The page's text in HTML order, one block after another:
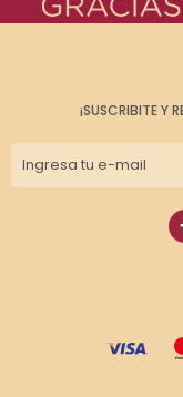
¡SUSCRIBITE Y